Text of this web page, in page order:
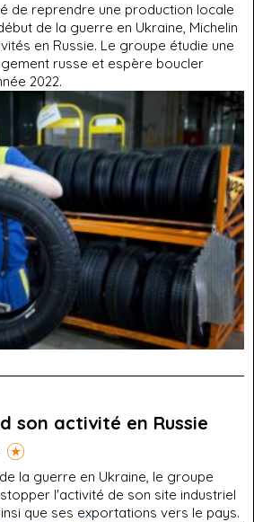
de reprendre une production locale
de la guerre en Ukraine, Michelin
en Russie. Le groupe étudie une
russe et espère boucler
2022.
son activité en Russie
la guerre en Ukraine, le groupe
l'activité de son site industriel
que ses exportations vers le pays.